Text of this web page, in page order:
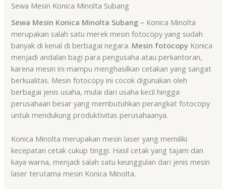
Sewa Mesin Konica Minolta Subang
Sewa Mesin Konica Minolta Subang – Konica Minolta
merupakan salah satu merek mesin fotocopy yang sudah
banyak di kenal di berbagai negara. Mesin fotocopy Konica
menjadi andalan bagi para pengusaha atau perkantoran,
karena mesin ini mampu menghasilkan cetakan yang sangat
berkualitas. Mesin fotocopy ini cocok digunakan oleh
berbagai jenis usaha, mulai dari usaha kecil hingga
perusahaan besar yang membutuhkan perangkat fotocopy
untuk mendukung produktivitas perusahaanya.
Konica Minolta merupakan mesin laser yang memiliki
kecepatan cetak cukup tinggi. Hasil cetak yang tajam dan
kaya warna, menjadi salah satu keunggulan dari jenis mesin
laser terutama mesin Konica Minolta.